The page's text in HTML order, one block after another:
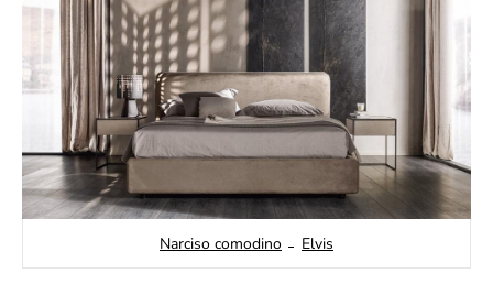
Narciso comodino Elvis